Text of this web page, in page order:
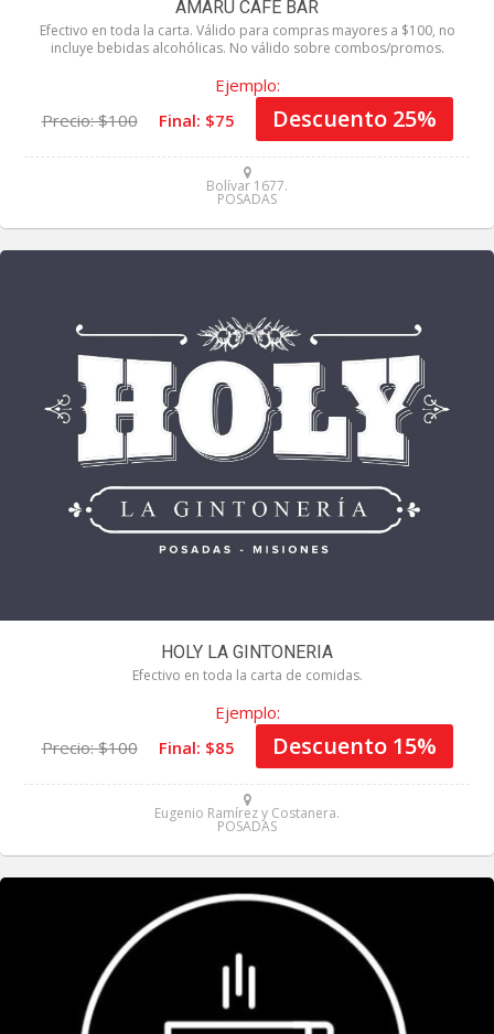
AMARU CAFE BAR
Efectivo en toda la carta. Válido para compras mayores a $100, no
incluye bebidas alcohólicas. No válido sobre combos/promos.
Ejemplo:
Precio: $100
Final: $75 Descuento 25%
Bolívar 1677.
POSADAS
HOLY LA GINTONERIA
Efectivo en toda la carta de comidas.
Ejemplo:
Precio: $100
Final: $85 Descuento 15%
Eugenio Ramírez y Costanera.
POSADAS